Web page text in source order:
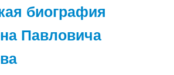
биография
Павловича